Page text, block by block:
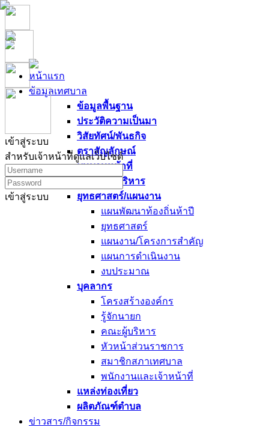
เข้าสู่ระบบ
สำหรับเจ้าหน้าที่ดูแลเว็บไซต์
เข้าสู่ระบบ
หน้าแรก
ข้อมูลเทศบาล
ข้อมูลพื้นฐาน
ประวัติความเป็นมา
วิสัยทัศน์/พันธกิจ
ตราสัญลักษณ์
บทบาทหน้าที่
นโยบายผู้บริหาร
ยุทธศาสตร์/แผนงาน
แผนพัฒนาท้องถิ่นห้าปี
ยุทธศาสตร์
แผนงาน/โครงการสำคัญ
แผนการดำเนินงาน
งบประมาณ
บุคลากร
โครงสร้างองค์กร
รู้จักนายก
คณะผู้บริหาร
หัวหน้าส่วนราชการ
สมาชิกสภาเทศบาล
พนักงานและเจ้าหน้าที่
แหล่งท่องเที่ยว
ผลิตภัณฑ์ตำบล
ข่าวสาร/กิจกรรม